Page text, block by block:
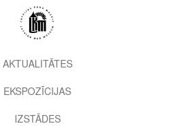
2nd
level
AKTUALITĀTES
EKSPOZĪCIJAS
IZSTĀDES